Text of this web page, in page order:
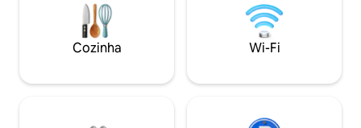
fácil acesso a comércios, restaurantes e
atrações da cidade. Estamos a 10
minutos do parque aquático Thermas.
Cozinha Wi-Fi